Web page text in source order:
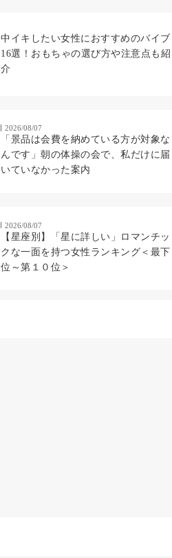
中イキしたい女性におすすめのバイブ
16選！おもちゃの選び方や注意点も紹
介
2026/08/07
「景品は会費を納めている方が対象な
んです」朝の体操の会で、私だけに届
いていなかった案内
2026/08/07
【星座別】「星に詳しい」ロマンチッ
クな一面を持つ女性ランキング＜最下
位～第１０位＞